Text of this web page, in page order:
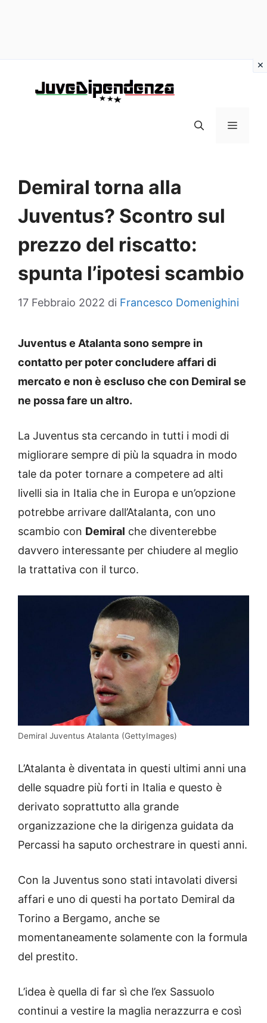
MENU
Demiral torna alla
Juventus? Scontro sul
prezzo del riscatto:
spunta l’ipotesi scambio
17 Febbraio 2022 di Francesco Domenighini
Juventus e Atalanta sono sempre in
contatto per poter concludere affari di
mercato e non è escluso che con Demiral se
ne possa fare un altro.
La Juventus sta cercando in tutti i modi di
migliorare sempre di più la squadra in modo
tale da poter tornare a competere ad alti
livelli sia in Italia che in Europa e un’opzione
potrebbe arrivare dall’Atalanta, con uno
scambio con Demiral che diventerebbe
davvero interessante per chiudere al meglio
la trattativa con il turco.
Demiral Juventus Atalanta (GettyImages)
L’Atalanta è diventata in questi ultimi anni una
delle squadre più forti in Italia e questo è
derivato soprattutto alla grande
organizzazione che la dirigenza guidata da
Percassi ha saputo orchestrare in questi anni.
Con la Juventus sono stati intavolati diversi
affari e uno di questi ha portato Demiral da
Torino a Bergamo, anche se
momentaneamente solamente con la formula
del prestito.
L’idea è quella di far sì che l’ex Sassuolo
continui a vestire la maglia nerazzurra e così